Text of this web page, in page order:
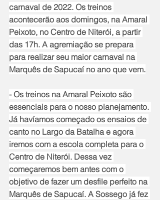
carnaval de 2022. Os treinos
acontecerão aos domingos, na Amaral
Peixoto, no Centro de Niterói, a partir
das 17h. A agremiação se prepara
para realizar seu maior carnaval na
Marquês de Sapucaí no ano que vem.
- Os treinos na Amaral Peixoto são
essenciais para o nosso planejamento.
Já havíamos começado os ensaios de
canto no Largo da Batalha e agora
iremos com a escola completa para o
Centro de Niterói. Dessa vez
começaremos bem antes com o
objetivo de fazer um desfile perfeito na
Marquês de Sapucaí. A Sossego já fez